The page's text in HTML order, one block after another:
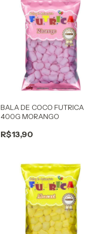
BALA DE COCO FUTRICA
400G MORANGO
R$13,90